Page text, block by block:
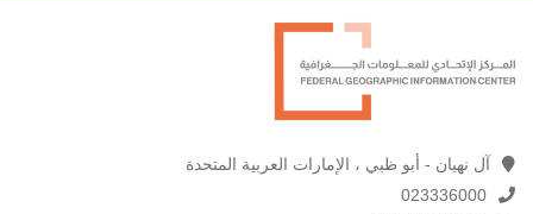
آل نهيان - أبو ظبي ، الإمارات العربية المتحدة
023336000